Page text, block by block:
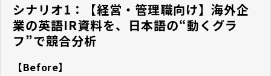
シナリオ1：【経営・管理職向け】海外企
業の英語IR資料を、日本語の“動くグラ
フ”で競合分析
【Before】